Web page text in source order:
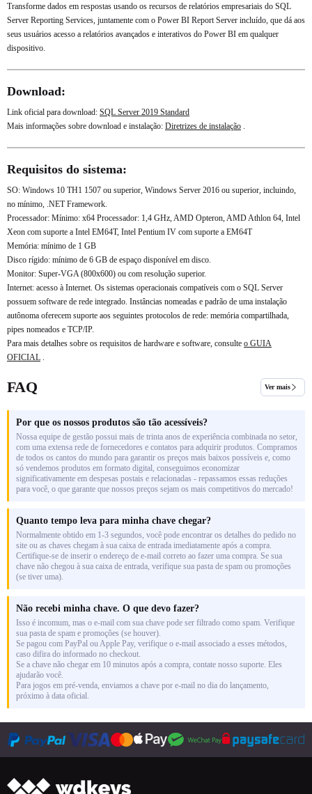
Transforme dados em respostas usando os recursos de relatórios empresariais do SQL
Server Reporting Services, juntamente com o Power BI Report Server incluído, que dá aos
seus usuários acesso a relatórios avançados e interativos do Power BI em qualquer
dispositivo.
Download:
Link oficial para download: SQL Server 2019 Standard
Mais informações sobre download e instalação: Diretrizes de instalação
Requisitos do sistema:
SO: Windows 10 TH1 1507 ou superior, Windows Server 2016 ou superior, incluindo,
no mínimo, .NET Framework.
Processador: Mínimo: x64 Processador: 1,4 GHz, AMD Opteron, AMD Athlon 64, Intel
Xeon com suporte a Intel EM64T, Intel Pentium IV com suporte a EM64T
Memória: mínimo de 1 GB
Disco rígido: mínimo de 6 GB de espaço disponível em disco.
Monitor: Super-VGA (800x600) ou com resolução superior.
Internet: acesso à Internet. Os sistemas operacionais compatíveis com o SQL Server
possuem software de rede integrado. Instâncias nomeadas e padrão de uma instalação
autônoma oferecem suporte aos seguintes protocolos de rede: memória compartilhada,
pipes nomeados e TCP/IP.
Para mais detalhes sobre os requisitos de hardware e software, consulte o GUIA
OFICIAL
FAQ Ver mais
Por que os nossos produtos são tão acessíveis?
Nossa equipe de gestão possui mais de trinta anos de experiência combinada no setor,
com uma extensa rede de fornecedores e contatos para adquirir produtos. Compramos
de todos os cantos do mundo para garantir os preços mais baixos possíveis e, como
só vendemos produtos em formato digital, conseguimos economizar
significativamente em despesas postais e relacionadas - repassamos essas reduções
para você, o que garante que nossos preços sejam os mais competitivos do mercado!
Quanto tempo leva para minha chave chegar?
Normalmente obtido em 1-3 segundos, você pode encontrar os detalhes do pedido no
site ou as chaves chegam à sua caixa de entrada imediatamente após a compra.
Certifique-se de inserir o endereço de e-mail correto ao fazer uma compra. Se sua
chave não chegou à sua caixa de entrada, verifique sua pasta de spam ou promoções
(se tiver uma).
Não recebi minha chave. O que devo fazer?
Isso é incomum, mas o e-mail com sua chave pode ser filtrado como spam. Verifique
sua pasta de spam e promoções (se houver).
Se pagou com PayPal ou Apple Pay, verifique o e-mail associado a esses métodos,
caso difira do informado no checkout.
Se a chave não chegar em 10 minutos após a compra, contate nosso suporte. Eles
ajudarão você.
Para jogos em pré-venda, enviamos a chave por e-mail no dia do lançamento,
próximo à data oficial.